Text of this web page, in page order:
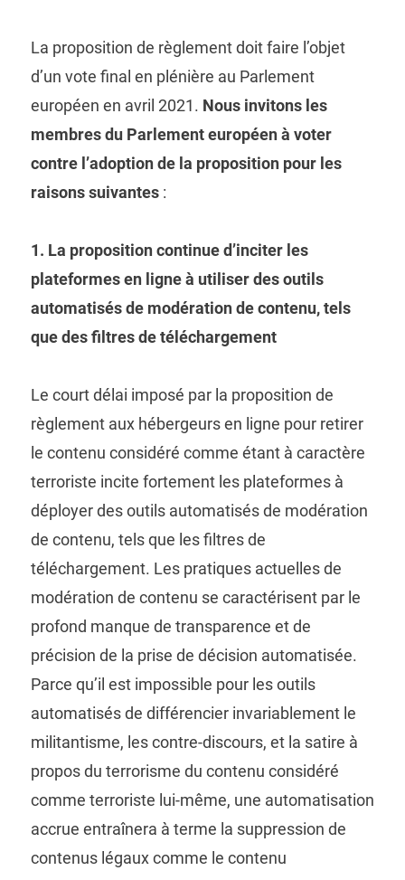
La proposition de règlement doit faire l’objet
d’un vote final en plénière au Parlement
européen en avril 2021. Nous invitons les
membres du Parlement européen à voter
contre l’adoption de la proposition pour les
raisons suivantes:
1. La proposition continue d’inciter les
plateformes en ligne à utiliser des outils
automatisés de modération de contenu, tels
que des filtres de téléchargement
Le court délai imposé par la proposition de
règlement aux hébergeurs en ligne pour retirer
le contenu considéré comme étant à caractère
terroriste incite fortement les plateformes à
déployer des outils automatisés de modération
de contenu, tels que les filtres de
téléchargement. Les pratiques actuelles de
modération de contenu se caractérisent par le
profond manque de transparence et de
précision de la prise de décision automatisée.
Parce qu’il est impossible pour les outils
automatisés de différencier invariablement le
militantisme, les contre-discours, et la satire à
propos du terrorisme du contenu considéré
comme terroriste lui-même, une automatisation
accrue entraînera à terme la suppression de
contenus légaux comme le contenu